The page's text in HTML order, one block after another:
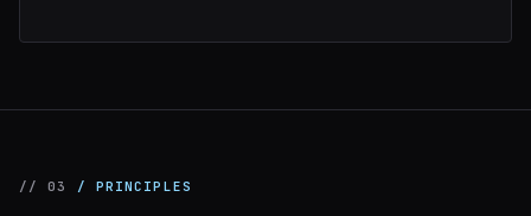
// 03 / PRINCIPLES